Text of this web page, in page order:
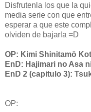
Disfrutenla los que la
media serie con que
esperar a que este
olviden de bajarla =D
OP: Kimi Shinitamō
EnD: Hajimari no Asa
EnD 2 (capitulo 3):
OP: